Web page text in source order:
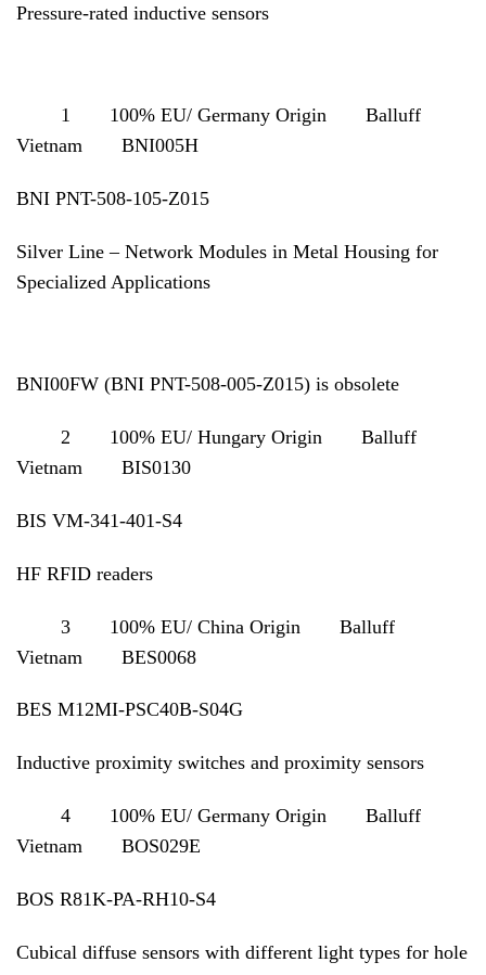
Pressure-rated inductive sensors
1 100% EU/ Germany Origin Balluff
Vietnam BNI005H
BNI PNT-508-105-Z015
Silver Line – Network Modules in Metal Housing for
Specialized Applications
BNI00FW (BNI PNT-508-005-Z015) is obsolete
2 100% EU/ Hungary Origin Balluff
Vietnam BIS0130
BIS VM-341-401-S4
HF RFID readers
3 100% EU/ China Origin Balluff
Vietnam BES0068
BES M12MI-PSC40B-S04G
Inductive proximity switches and proximity sensors
4 100% EU/ Germany Origin Balluff
Vietnam BOS029E
BOS R81K-PA-RH10-S4
Cubical diffuse sensors with different light types for hole